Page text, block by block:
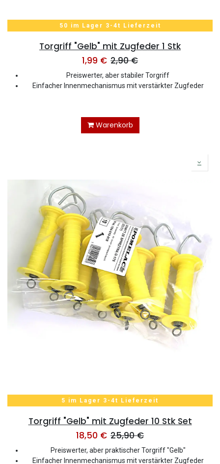
50 im Lager 3-4t Lieferzeit
Torgriff "Gelb" mit Zugfeder 1 Stk
1,99 € 2,90€
Preiswerter, aber stabiler Torgriff
Einfacher Innenmechanismus mit verstärkter Zugfeder
Warenkorb
5 im Lager 3-4t Lieferzeit
Torgriff "Gelb" mit Zugfeder 10 Stk Set
18,50 € 25,90€
Preiswerter, aber praktischer Torgriff "Gelb"
Einfacher Innenmechanismus mit verstärkter Zugfeder